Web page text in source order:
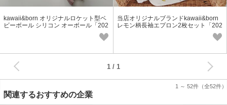
kawaii&born オリジナルロケット型ベ
ビーボール シリコン オーボール「202
当店オリジナルブランドkawaii&born
レモン柄長袖エプロン2枚セット「202
1 ～ 52件 （全52件）
1
関連するおすすめの企業